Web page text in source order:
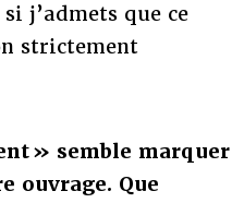
j’admets que ce
strictement
» semble marquer
ouvrage. Que